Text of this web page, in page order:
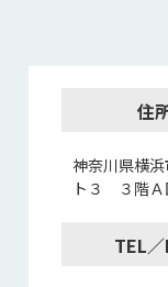
住
神奈川県横
ト３ ３階Ａ
TEL／